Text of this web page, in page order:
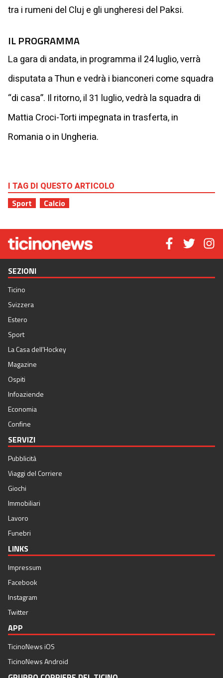
tra i rumeni del Cluj e gli ungheresi del Paksi.
IL PROGRAMMA
La gara di andata, in programma il 24 luglio, verrà
disputata a Thun e vedrà i bianconeri come squadra
“di casa”. Il ritorno, il 31 luglio, vedrà la squadra di
Mattia Croci-Torti impegnata in trasferta, in
Romania o in Ungheria.
I TAG DI QUESTO ARTICOLO
Sport
Calcio
SEZIONI
Ticino
Svizzera
Estero
Sport
La Casa dell'Hockey
Magazine
Ospiti
Infoaziende
Economia
Confine
SERVIZI
Pubblicità
Viaggi del Corriere
Giochi
Immobiliari
Lavoro
Funebri
LINKS
Impressum
Facebook
Instagram
Twitter
APP
TicinoNews iOS
TicinoNews Android